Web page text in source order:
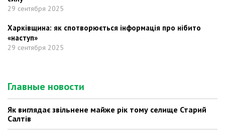
29 сентября 2025
Харківщина: як спотворюється інформація про нібито
«наступ»
29 сентября 2025
Главные новости
Як виглядає звільнене майже рік тому селище Старий
Салтів